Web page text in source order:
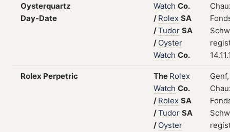
Oysterquartz
Day-Date
Watch Co.
/ Rolex SA
/Tudor SA
/ Oyster
Watch Co.
Rolex Perpetric The Rolex
Watch Co.
/ Rolex SA
/Tudor SA
/ Oyster